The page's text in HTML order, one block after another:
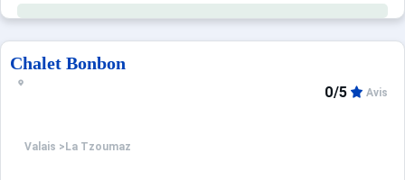
Chalet Bonbon
Valais > La Tzoumaz
0/5 Avis